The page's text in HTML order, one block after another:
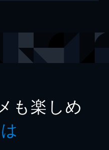
も楽しめ